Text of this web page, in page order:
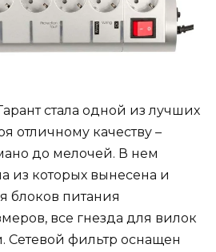
стала одной из лучших
отличному качеству –
до мелочей. В нем
из которых вынесена и
блоков питания
все гнезда для вилок
Сетевой фильтр оснащен